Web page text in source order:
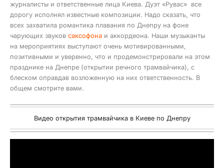
журналисты и ответственные лица Киева. Дуэт «Рувас» все
дорогу исполнял известные композиции. Надо сказать, что
всех захватила романтика плавания по Днепру на фоне
чарующих звуков саксофона и аккордеона. Наши музыканты
на мероприятиях выступают очень мотивированными,
позитивными и уверенно, что и продемонстрировали на этом
празднике на Днепре (открытии речного трамвайчика), с
блеском оправдав возложенную на них ответственность. В
общем смотрите вами.
Видео открытия трамвайчика в Киеве по Днепру